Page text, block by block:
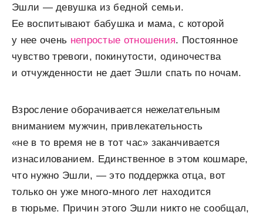
Эшли — девушка из бедной семьи.
Ее воспитывают бабушка и мама, с которой
у нее очень непростые отношения. Постоянное
чувство тревоги, покинутости, одиночества
и отчужденности не дает Эшли спать по ночам.
Взросление оборачивается нежелательным
вниманием мужчин, привлекательность
«не в то время не в тот час» заканчивается
изнасилованием. Единственное в этом кошмаре,
что нужно Эшли, — это поддержка отца, вот
только он уже много-много лет находится
в тюрьме. Причин этого Эшли никто не сообщал,